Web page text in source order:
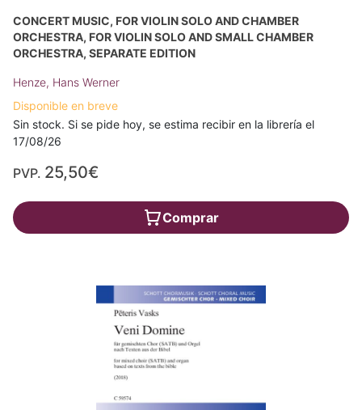
CONCERT MUSIC, FOR VIOLIN SOLO AND CHAMBER
ORCHESTRA, FOR VIOLIN SOLO AND SMALL CHAMBER
ORCHESTRA, SEPARATE EDITION
Henze, Hans Werner
Disponible en breve
Sin stock. Si se pide hoy, se estima recibir en la librería el
17/08/26
PVP. 25,50€
Comprar